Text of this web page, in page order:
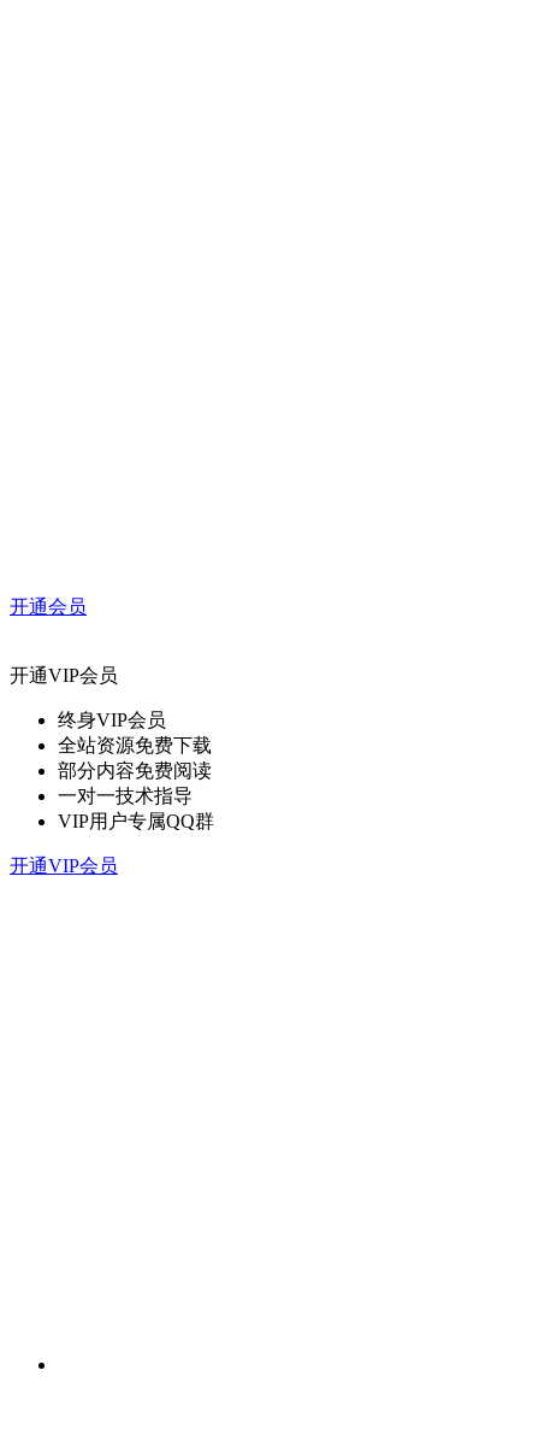
开通会员
开通VIP会员
终身VIP会员
全站资源免费下载
部分内容免费阅读
一对一技术指导
VIP用户专属QQ群
开通VIP会员